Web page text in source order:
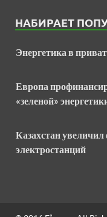
НАБИРАЕТ
Энергетика в
Европа
«зеленой»
Казахстан
электростанций